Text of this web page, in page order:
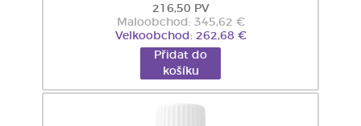
216,50 PV
Maloobchod: 345,62 €
Velkoobchod: 262,68 €
Přidat do
košíku